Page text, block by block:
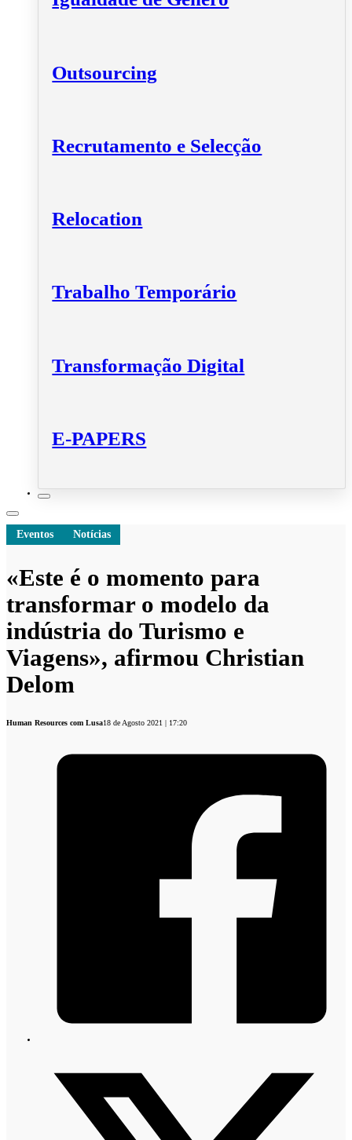
Outsourcing
Recrutamento e Selecção
Relocation
Trabalho Temporário
Transformação Digital
E-PAPERS
Eventos Notícias
«Este é o momento para
transformar o modelo da
indústria do Turismo e
Viagens», afirmou Christian
Delom
Human Resources com Lusa18 de Agosto 2021 | 17:20